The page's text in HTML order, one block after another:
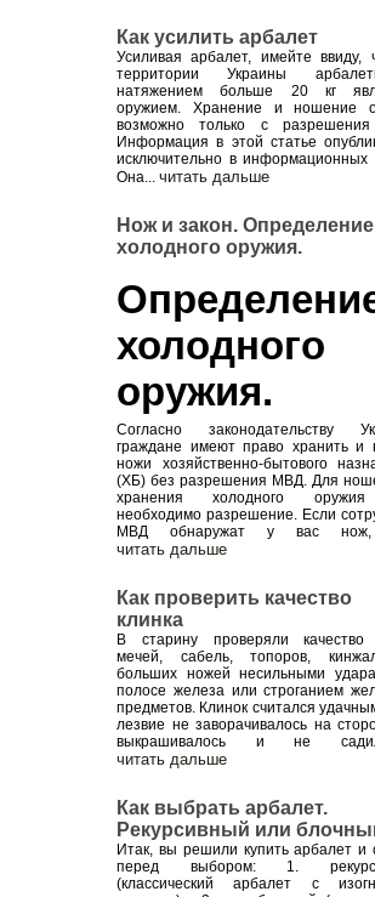
Как усилить арбалет
Усиливая арбалет, имейте ввиду,
территории Украины
натяжением больше 20 кг
оружием. Хранение и ношение
возможно только с
Информация в этой статье
исключительно в информационных
Она... читать дальше
Нож и закон. Определение
холодного оружия.
холодного
оружия.
Согласно законодательству
граждане имеют право хранить и
ножи хозяйственно-бытового
(ХБ) без разрешения МВД. Для
хранения холодного
необходимо разрешение. Если
МВД обнаружат у вас
читать дальше
Как проверить качество
клинка
В старину проверяли качество
мечей, сабель, топоров,
больших ножей несильными
полосе железа или строганием
предметов. Клинок считался
лезвие не заворачивалось на
выкрашивалось и не
читать дальше
Как выбрать арбалет.
Рекурсивный или
Итак, вы решили купить арбалет и
перед выбором: 1.
(классический арбалет с